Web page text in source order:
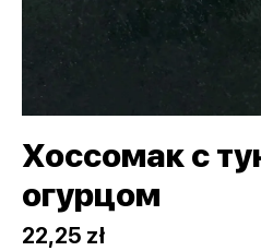
Хоссомак с
огурцом
22,25 zł